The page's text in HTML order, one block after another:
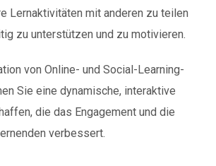
Lernaktivitäten mit anderen zu teilen
zu unterstützen und zu motivieren.
von Online- und Social-Learning-
Sie eine dynamische, interaktive
die das Engagement und die
verbessert.